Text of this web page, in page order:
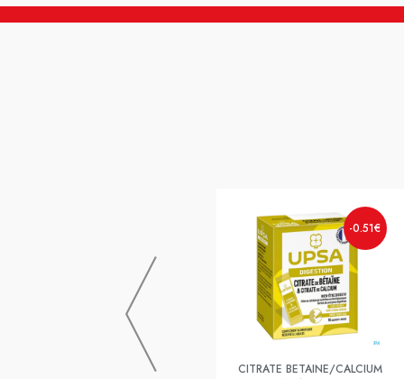
-0.51€
CITRATE BETAINE/CALCIUM